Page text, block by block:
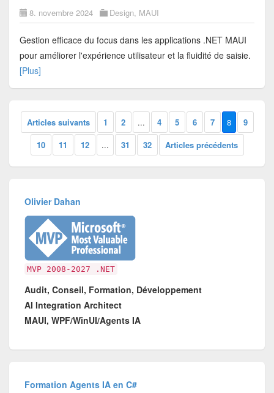
8. novembre 2024 Design, MAUI
Gestion efficace du focus dans les applications .NET MAUI
pour améliorer l'expérience utilisateur et la fluidité de saisie.
[Plus]
Articles suivants 1 2 ... 4 5 6 7 8
9
10
11 12 ... 31 32 Articles précédents
Olivier Dahan
MVP 2008-2027 .NET
Audit, Conseil, Formation, Développement
AI Integration Architect
MAUI, WPF/WinUI/Agents IA
Formation Agents IA en C#